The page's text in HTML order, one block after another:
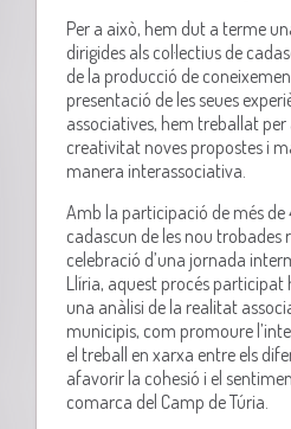
Per a això, hem dut a terme
dirigides als col·lectius de
de la producció de
presentació de les seues
associatives, hem treballat
creativitat noves propostes i
manera interassociativa.
Amb la participació de més de
cadascun de les nou trobades
celebració d’una jornada
Llíria, aquest procés
una anàlisi de la realitat
municipis, com promoure
el treball en xarxa entre els
afavorir la cohesió i el
comarca del Camp de Túria.